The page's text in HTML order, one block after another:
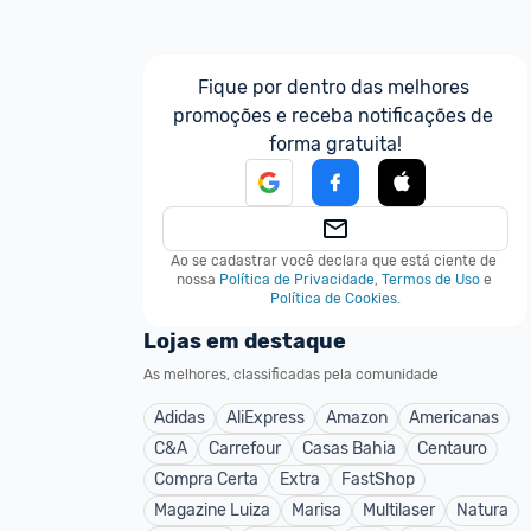
Fique por dentro das melhores
promoções e receba notificações de
forma gratuita!
Ao se cadastrar você declara que está ciente de
nossa Política de Privacidade, Termos de Uso e
Política de Cookies.
Lojas em destaque
As melhores, classificadas pela comunidade
Adidas AliExpress Amazon
Americanas
C&A
Carrefour Casas Bahia
Centauro
Compra Certa
Extra
FastShop
Magazine Luiza
Marisa Multilaser
Natura